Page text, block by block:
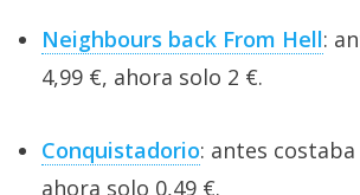
Neighbours back From Hell:
4,99 €, ahora solo 2 €.
Conquistadorio: antes costaba
ahora solo 0,49 €.